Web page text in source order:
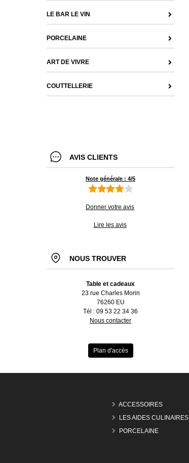
LE BAR LE VIN
PORCELAINE
ART DE VIVRE
COUTTELLERIE
AVIS CLIENTS
Note générale : 4/5
Donner votre avis
Lire les avis
NOUS TROUVER
Table et cadeaux
23 rue Charles Morin
76260 EU
Tél : 09 53 22 34 36
Nous contacter
Plan d'accès
ACCESSOIRES
LES AIDES CULINAIRES
PORCELAINE